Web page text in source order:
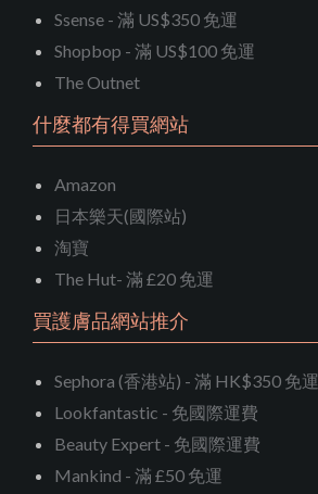
Ssense - 滿 US$350 免運
Shopbop - 滿 US$100 免運
The Outnet
什麼都有得買網站
Amazon
日本樂天(國際站)
淘寶
The Hut- 滿 £20 免運
買護膚品網站推介
Sephora (香港站) - 滿 HK$350 免運
Lookfantastic - 免國際運費
Beauty Expert - 免國際運費
Mankind - 滿 £50 免運